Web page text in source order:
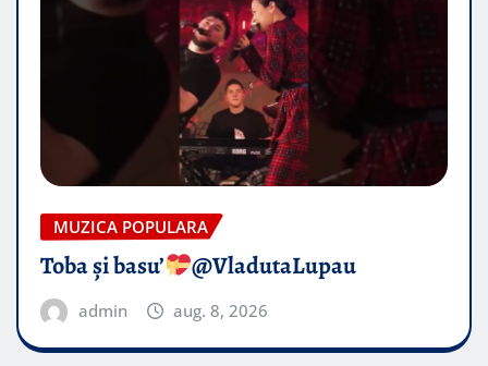
MUZICA POPULARA
Toba și basu’ @VladutaLupau
admin aug. 8, 2026